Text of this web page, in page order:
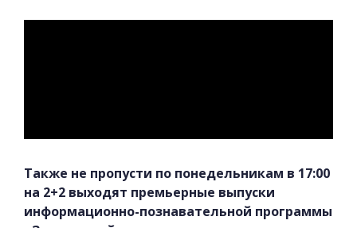
Также не пропусти по понедельникам в 17:00
на 2+2 выходят премьерные выпуски
информационно-познавательной программы